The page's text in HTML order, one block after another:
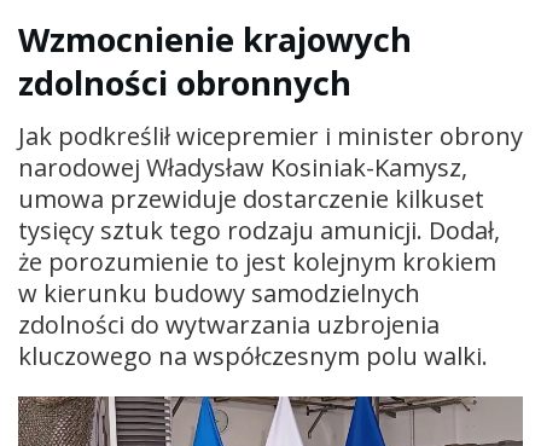
Wzmocnienie krajowych
zdolności obronnych
Jak podkreślił wicepremier i minister obrony
narodowej Władysław Kosiniak-Kamysz,
umowa przewiduje dostarczenie kilkuset
tysięcy sztuk tego rodzaju amunicji. Dodał,
że porozumienie to jest kolejnym krokiem
w kierunku budowy samodzielnych
zdolności do wytwarzania uzbrojenia
kluczowego na współczesnym polu walki.